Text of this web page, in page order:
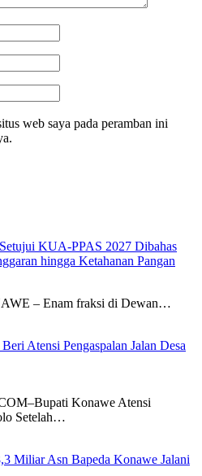
web saya pada peramban ini
KUA-PPAS 2027 Dibahas
hingga Ketahanan Pangan
– Enam fraksi di Dewan…
Atensi Pengaspalan Jalan Desa
Konawe Atensi
Setelah…
Miliar Asn Bapeda Konawe Jalani